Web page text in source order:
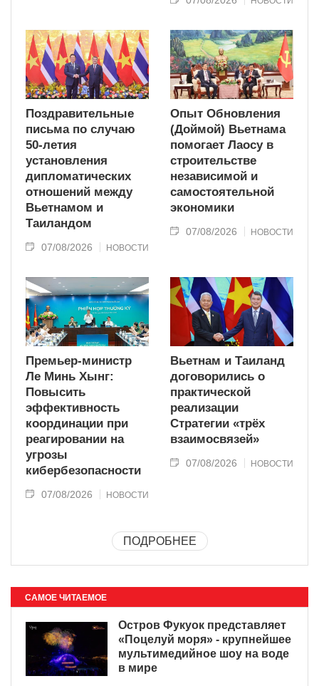
Поздравительные
письма по случаю
50-летия
установления
дипломатических
отношений между
Вьетнамом и
Таиландом
07/08/2026 НОВОСТИ
Опыт Обновления
(Доймой) Вьетнама
помогает Лаосу в
строительстве
независимой и
самостоятельной
экономики
07/08/2026 НОВОСТИ
Премьер-министр
Ле Минь Хынг:
Повысить
эффективность
координации при
реагировании на
угрозы
кибербезопасности
07/08/2026 НОВОСТИ
Вьетнам и Таиланд
договорились о
практической
реализации
Стратегии «трёх
взаимосвязей»
07/08/2026 НОВОСТИ
ПОДРОБНЕЕ
САМОЕ ЧИТАЕМОЕ
Остров Фукуок представляет
«Поцелуй моря» - крупнейшее
мультимедийное шоу на воде
в мире